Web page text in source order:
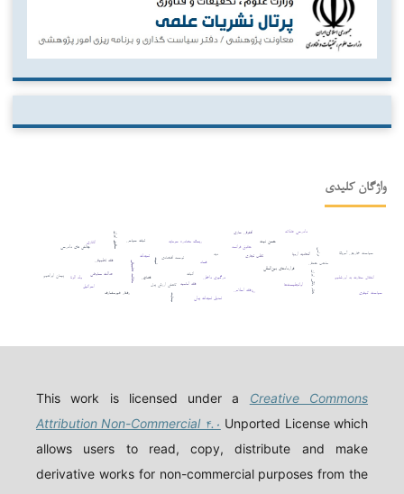
واژگان کلیدی
ثبات سیاسی
توسعه اقتصادی
فساد
درگیری داخلی
ریسک مصادره سرمایه
ثبوت
اثبات
تعهدات
حقوق ایران حقوق فرانسه
مطالعه تطبیقی
رفتار غیرمتعارف
تقلب تجاری
قراردادهای بین‌المللی
حسن نیت
اتحادیه اروپا
کاهش ارزش پول نظام بانکی ایران فقه اسلامیربا
تعدیل تعهدات پولی
عدالت معاوضی
دیه
قصاص ولد الزنا
فقه امامیه
مذهب حنفی
جنایت
فقه تطبیقی
اوانجلیست‌ها
سیاست خارجی آمریکا ترامپ
اسرائیل
انتقال سفارت به اورشلیم پیمان ابراهیم
افترقی سازی دادرسی عادلانه
چالش های دادرسی
سیاست کیفری
اتانازی
This work is licensed under a Creative Commons
Attribution Non-Commercial ۴.۰ Unported License which
allows users to read, copy, distribute and make
derivative works for non-commercial purposes from the